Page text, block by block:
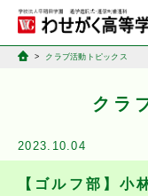
クラブ活動トピックス
クラ
2023.10.04
【ゴルフ部】小